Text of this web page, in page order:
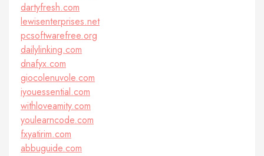
dartyfresh.com
lewisenterprises.net
pcsoftwarefree.org
dailylinking.com
dnafyx.com
giocolenuvole.com
iyouessential.com
withloveamity.com
youlearncode.com
fxyatirim.com
abbuguide.com